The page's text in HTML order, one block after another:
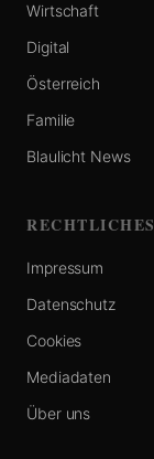
Wirtschaft
Digital
Österreich
Familie
Blaulicht News
RECHTLICHES
Impressum
Datenschutz
Cookies
Mediadaten
Über uns